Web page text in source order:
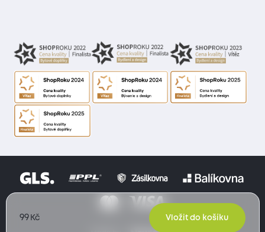
99 Kč Vložit do košíku